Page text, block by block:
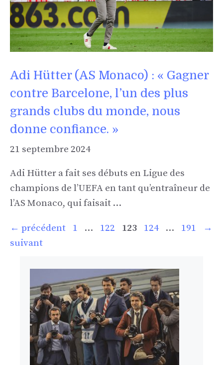
Adi Hütter (AS Monaco) : « Gagner
contre Barcelone, l’un des plus
grands clubs du monde, nous
donne confiance. »
21 septembre 2024
Adi Hütter a fait ses débuts en Ligue des
champions de l’UEFA en tant qu’entraîneur de
l’AS Monaco, qui faisait …
← précédent Page
1 … Page
122 Page
123 Page
124 … Page
191
→
suivant